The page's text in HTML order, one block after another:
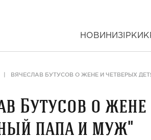
НОВИНИ ЗІРКИ
ВЯЧЕСЛАВ БУТУСОВ О ЖЕНЕ И ЧЕТВЕРЫХ
Бутусов о
папа и муж"